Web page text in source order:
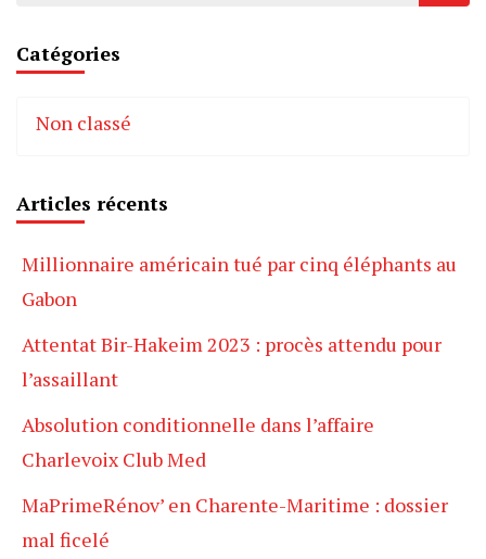
Catégories
Non classé
Articles récents
Millionnaire américain tué par cinq éléphants au
Gabon
Attentat Bir-Hakeim 2023 : procès attendu pour
l’assaillant
Absolution conditionnelle dans l’affaire
Charlevoix Club Med
MaPrimeRénov’ en Charente-Maritime : dossier
mal ficelé